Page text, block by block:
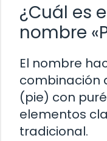
¿Cuál es
nombre
El nombre
combinación
(pie) con
elementos
tradicional.